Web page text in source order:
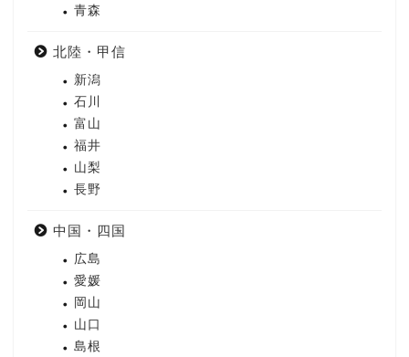
青森
北陸・甲信
新潟
石川
富山
福井
山梨
長野
中国・四国
広島
愛媛
岡山
山口
島根